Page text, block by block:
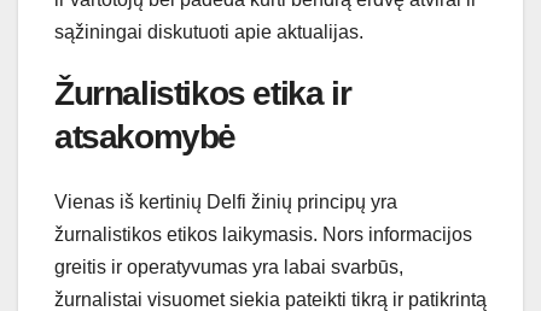
sąžiningai diskutuoti apie aktualijas.
Žurnalistikos etika ir
atsakomybė
Vienas iš kertinių Delfi žinių principų yra
žurnalistikos etikos laikymasis. Nors informacijos
greitis ir operatyvumas yra labai svarbūs,
žurnalistai visuomet siekia pateikti tikrą ir patikrintą